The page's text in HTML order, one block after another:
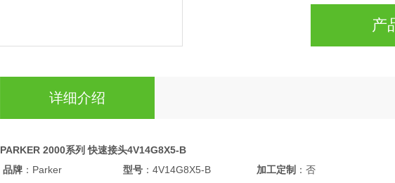
产
详细介绍
PARKER 2000系列 快速接头4V14G8X5-B
品牌 ：Parker 型号 ：4V14G8X5-B 加工定制 ：否